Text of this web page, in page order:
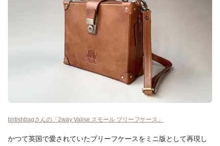
britishbagさんの「2way Valise スモール ブリーフケース」
かつて英国で愛されていたブリーフケースをミニ版として再現し